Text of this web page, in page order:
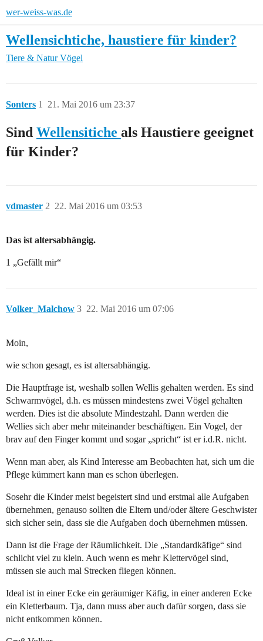
wer-weiss-was.de
Wellensichtiche, haustiere für kinder?
Tiere & Natur Vögel
Sonters 21. Mai 2016 um 23:37
1
Sind Wellensitiche als Haustiere geeignet
für Kinder?
vdmaster 22. Mai 2016 um 03:53
2
Das ist altersabhängig.
1 „Gefällt mir“
Volker_Malchow 22. Mai 2016 um 07:06
3
Moin,
wie schon gesagt, es ist altersabhängig.
Die Hauptfrage ist, weshalb sollen Wellis gehalten werden. Es sind
Schwarmvögel, d.h. es müssen mindestens zwei Vögel gehalten
werden. Dies ist die absolute Mindestzahl. Dann werden die
Wellies sich aber mehr miteinander beschäftigen. Ein Vogel, der
brav auf den Finger kommt und sogar „spricht“ ist er i.d.R. nicht.
Wenn man aber, als Kind Interesse am Beobachten hat, sich um die
Pflege kümmert kann man es schon überlegen.
Sosehr die Kinder meist begeistert sind und erstmal alle Aufgaben
übernehmen, genauso sollten die Eltern und/oder ältere Geschwister
sich sicher sein, dass sie die Aufgaben doch übernehmen müssen.
Dann ist die Frage der Räumlichkeit. Die „Standardkäfige“ sind
schlicht viel zu klein. Auch wenn es mehr Klettervögel sind,
müssen sie auch mal Strecken fliegen können.
Ideal ist in einer Ecke ein geräumiger Käfig, in einer anderen Ecke
ein Kletterbaum. Tja, dann muss aber auch dafür sorgen, dass sie
nicht entkommen können.